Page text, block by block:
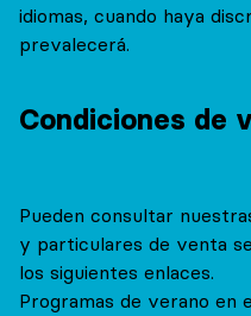
idiomas, cuando haya
prevalecerá.
Condiciones de
Pueden consultar
y particulares de venta
los siguientes enlaces.
Programas de verano en